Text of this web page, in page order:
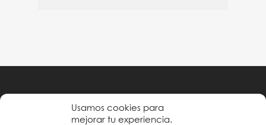
Usamos cookies para
mejorar tu experiencia.
Política de privacidad